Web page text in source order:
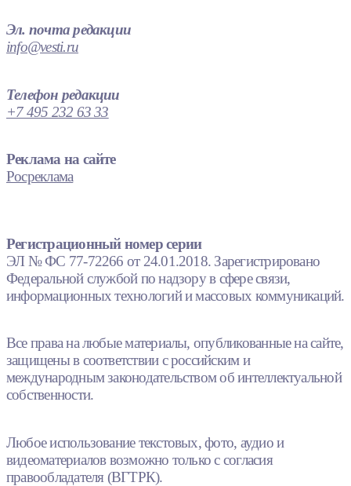
Эл. почта редакции
info@vesti.ru
Телефон редакции
+7 495 232 63 33
Реклама на сайте
Росреклама
Регистрационный номер серии
ЭЛ № ФС 77-72266 от 24.01.2018. Зарегистрировано
Федеральной службой по надзору в сфере связи,
информационных технологий и массовых коммуникаций.
Все права на любые материалы, опубликованные на сайте,
защищены в соответствии с российским и
международным законодательством об интеллектуальной
собственности.
Любое использование текстовых, фото, аудио и
видеоматериалов возможно только с согласия
правообладателя (ВГТРК).